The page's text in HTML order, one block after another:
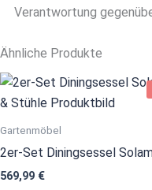
Verantwortung
Ähnliche Produkte
Gartenmöbel
2er-Set Diningsessel
569,99 €